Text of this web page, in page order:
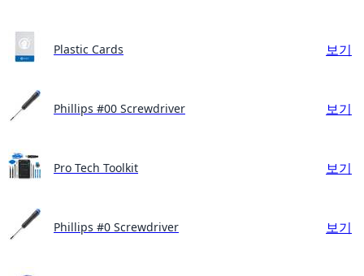
Plastic Cards 보기
Phillips #00 Screwdriver 보기
Pro Tech Toolkit 보기
Phillips #0 Screwdriver 보기